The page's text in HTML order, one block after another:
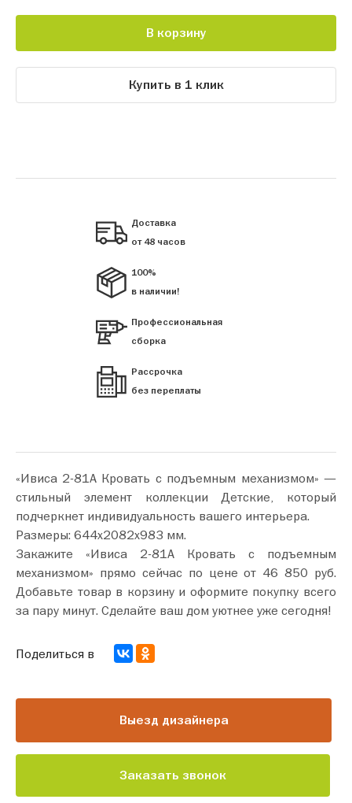
В корзину
Купить в 1 клик
Доставка
от 48 часов
100%
в наличии!
Профессиональная
сборка
Рассрочка
без переплаты
«Ивиса 2-81А Кровать с подъемным механизмом» —
стильный элемент коллекции Детские, который
подчеркнет индивидуальность вашего интерьера.
Размеры: 644х2082х983 мм.
Закажите «Ивиса 2-81А Кровать с подъемным
механизмом» прямо сейчас по цене от 46 850 руб.
Добавьте товар в корзину и оформите покупку всего
за пару минут. Сделайте ваш дом уютнее уже сегодня!
Выезд дизайнера
Заказать звонок
Поделиться в